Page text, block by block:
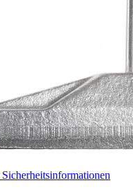
Sicherheitsinformationen